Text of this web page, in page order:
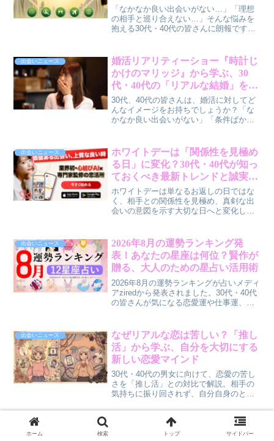
ト」の魅力
「なかなか良い出会いがない…」「理想
の相手と巡り合えない…」そんな悩みを
抱える30代・40代の皆さんに朗報です。
れます。従来の婚活とは一線を画す、こ
のイベントの魅力を賢作が本音で解説し
ます。
出会いニュース
婚活リアリティーショー『時計じ
かけのマリッジ』から学ぶ、30
代・40代の「リアルな結婚」を掴
むヒント
30代、40代の皆さんは、婚活に対してど
んなイメージをお持ちでしょうか？「な
かなか良い出会いがない」「条件ばかり
んな皆さんに、ABEMAで始まった婚活リ
アリティーショー『時計じかけのマリッ
ジ』が、きっと新たな視点を与えてくれ
るはずです。今回は、この番組から見え
てくる「リアルな結婚」を掴むためのヒ
ントを、私、賢作が男性目線で解説して
いきます。
出会いニュース
ホワイトデーは「関係性を見極め
る日」に変化？30代・40代が知っ
ておくべき最新トレンドと誠実な
アプローチ
ホワイトデーは単なるお返しの日ではな
く、相手との関係性を見極め、真剣な出
会いの意図を示す大切な日へと変化して
のポイントを解説します。
出会いニュース
2026年8月の運勢ランキング発
表！あなたの星座は何位？賢作が
贈る、大人のための星占い活用術
2026年8月の運勢ランキングが占いメディ
アziredから発表されました。30代・40代
の皆さんが気になる恋愛運や仕事運、そ
みませんか？
出会いニュース
なぜリアルな恋は苦しい？「推し
活」から学ぶ、自分を大切にする
新しい恋愛マインド
30代・40代の男女に向けて、恋愛の苦し
さを「推し活」との対比で解説。相手の
気持ちに振り回されず、自分自身のとき
まる恋愛マインドを提案します。
ホーム 検索 トップ サイドバー